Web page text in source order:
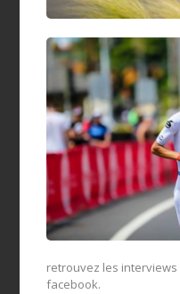
retrouvez les
facebook.